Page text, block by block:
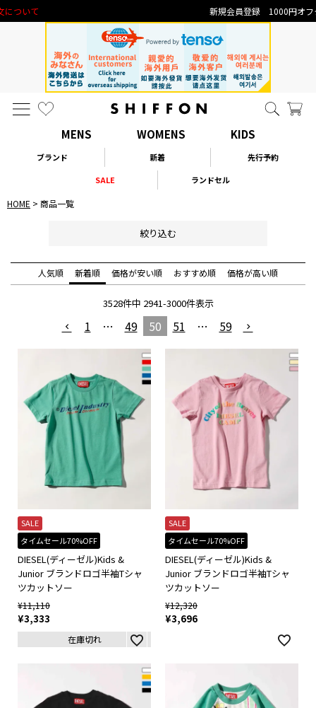
りすまし・いたずら注文について 新
MENS WOMENS KIDS
ブランド 新着
先行予約
SALE
ランドセル
HOME 商品一覧
絞り込む
人気順 新着順 価格が安い順 おすすめ順 価格が高い順
3528件中 2941-3000件表示
1 … 49 50 51 … 59
SALE
タイムセール70%OFF
DIESEL(ディーゼル)Kids &
Junior ブランドロゴ半袖Tシャ
ツカットソー
¥11,110
¥3,333
在庫切れ
SALE
タイムセール70%OFF
DIESEL(ディーゼル)Kids &
Junior ブランドロゴ半袖Tシャ
ツカットソー
¥12,320
¥3,696